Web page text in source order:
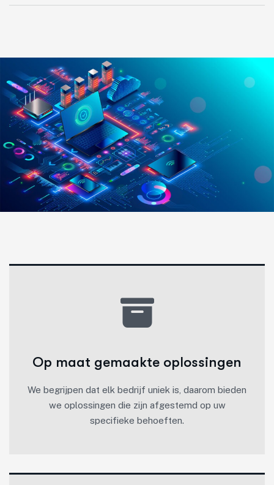
Op maat gemaakte oplossingen
We begrijpen dat elk bedrijf uniek is, daarom bieden
we oplossingen die zijn afgestemd op uw
specifieke behoeften.